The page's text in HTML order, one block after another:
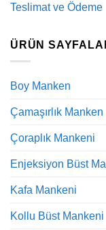
Teslimat ve Ödeme
ÜRÜN
Boy Manken
Çamaşırlık Manken
Çoraplık Mankeni
Enjeksiyon Büst
Kafa Mankeni
Kollu Büst Mankeni